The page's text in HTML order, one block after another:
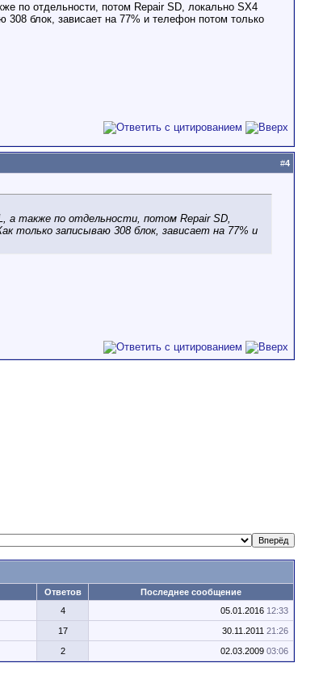
по отдельности, потом Repair SD, локально SX4
308 блок, зависает на 77% и телефон потом только
#4
а также по отдельности, потом Repair SD,
только записываю 308 блок, зависает на 77% и
Ответов
Последнее сообщение
4 05.01.2016 12:33
17 30.11.2011 21:26
2 02.03.2009 03:06